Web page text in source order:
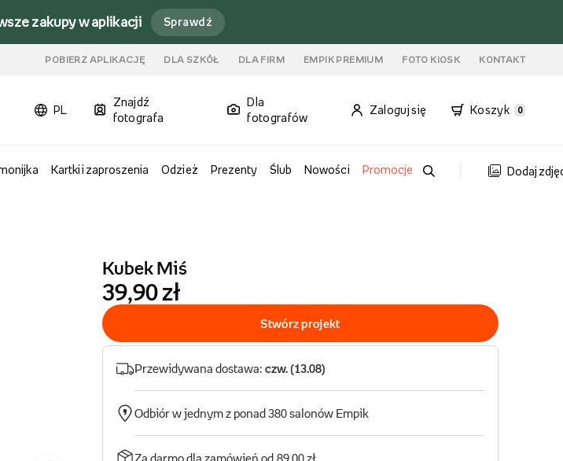
zakupy w aplikacji Sprawdź
POBIERZ APLIKACJĘ DLA SZKÓŁ DLA FIRM EMPIK PREMIUM FOTO KIOSK KONTAKT
PL
Znajdź
fotografa
Dla
fotografów
Zaloguj się Koszyk 0
Kartki i zaproszenia Odzież Prezenty Ślub Nowości Promocje Dodaj